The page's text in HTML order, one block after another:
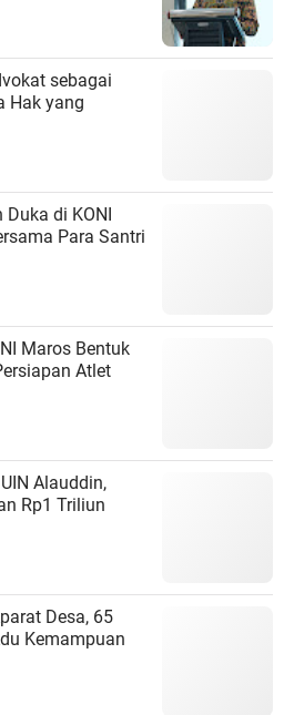
sebagai
Hak yang
di KONI
Para Santri
Maros Bentuk
Atlet
Alauddin,
Rp1 Triliun
Desa, 65
Kemampuan